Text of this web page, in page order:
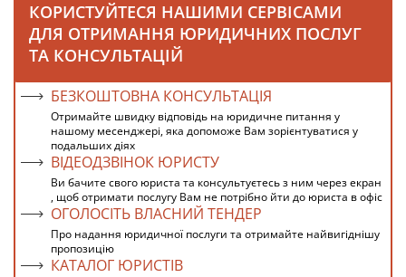
КОРИСТУЙТЕСЯ НАШИМИ СЕРВІСАМИ
ДЛЯ ОТРИМАННЯ ЮРИДИЧНИХ ПОСЛУГ
ТА КОНСУЛЬТАЦІЙ
БЕЗКОШТОВНА КОНСУЛЬТАЦІЯ
Отримайте швидку відповідь на юридичне питання у
нашому месенджері, яка допоможе Вам зорієнтуватися у
подальших діях
ВІДЕОДЗВІНОК ЮРИСТУ
Ви бачите свого юриста та консультуєтесь з ним через екран
, щоб отримати послугу Вам не потрібно йти до юриста в офіс
ОГОЛОСІТЬ ВЛАСНИЙ ТЕНДЕР
Про надання юридичної послуги та отримайте найвигіднішу
пропозицію
КАТАЛОГ ЮРИСТІВ